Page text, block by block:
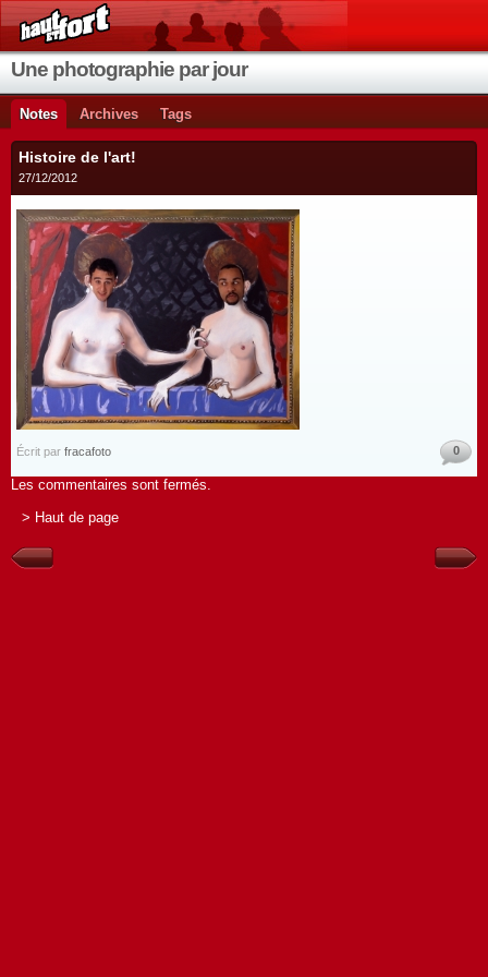
Une photographie par jour
Notes Archives Tags
Histoire de l'art!
27/12/2012
Écrit par fracafoto 0
Les commentaires sont fermés.
> Haut de page